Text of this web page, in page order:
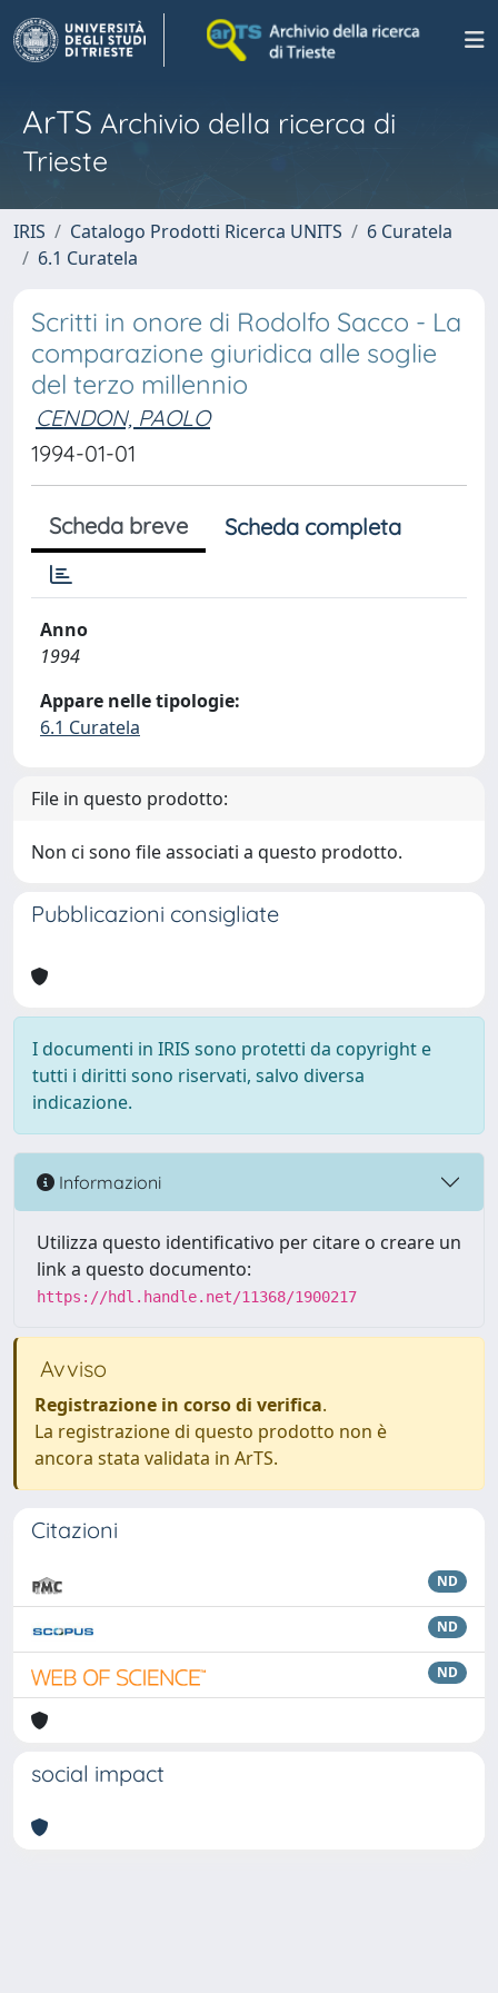
ArTS Archivio della ricerca di
Trieste
IRIS Catalogo Prodotti Ricerca UNITS
6 Curatela
6.1 Curatela
Scritti in onore di Rodolfo Sacco - La
comparazione giuridica alle soglie
del terzo millennio
CENDON, PAOLO
1994-01-01
Scheda breve Scheda completa
Anno
1994
Appare nelle tipologie:
6.1 Curatela
File in questo prodotto:
Non ci sono file associati a questo prodotto.
Pubblicazioni consigliate
I documenti in IRIS sono protetti da copyright e
tutti i diritti sono riservati, salvo diversa
indicazione.
Informazioni
Utilizza questo identificativo per citare o creare un
link a questo documento:
https://hdl.handle.net/11368/1900217
Avviso
Registrazione in corso di verifica.
La registrazione di questo prodotto non è
ancora stata validata in ArTS.
Citazioni
ND
ND
ND
social impact